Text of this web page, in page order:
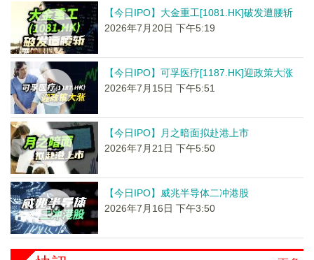
【今日IPO】大金重工[1081.HK]破发遭腰斩
2026年7月20日 下午5:19
【今日IPO】可孚医疗[1187.HK]迎政策大涨
2026年7月15日 下午5:51
【今日IPO】月之暗面拟赴港上市
2026年7月21日 下午5:50
【今日IPO】威兆半导体二冲港股
2026年7月16日 下午3:50